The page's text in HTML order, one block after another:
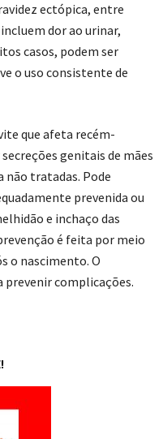
ectópica, entre
dor ao urinar,
casos, podem ser
o uso consistente de
que afeta recém-
genitais de mães
não tratadas. Pode
prevenida ou
e inchaço das
é feita por meio
o nascimento. O
complicações.